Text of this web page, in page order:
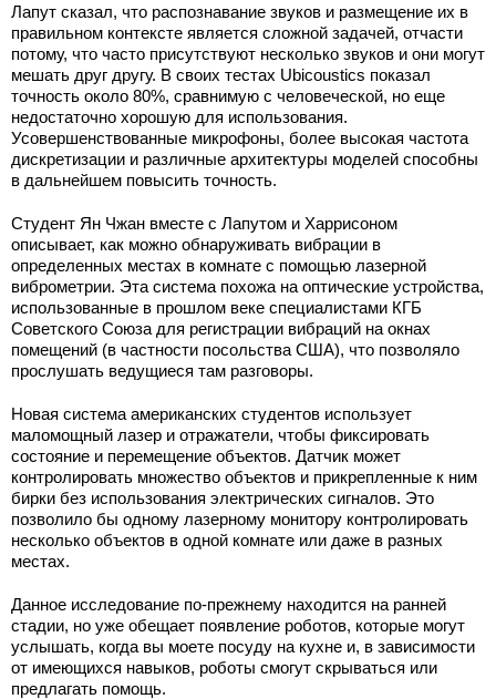
Лапут сказал, что распознавание звуков и размещение их в
правильном контексте является сложной задачей, отчасти
потому, что часто присутствуют несколько звуков и они могут
мешать друг другу. В своих тестах Ubicoustics показал
точность около 80%, сравнимую с человеческой, но еще
недостаточно хорошую для использования.
Усовершенствованные микрофоны, более высокая частота
дискретизации и различные архитектуры моделей способны
в дальнейшем повысить точность.
Студент Ян Чжан вместе с Лапутом и Харрисоном
описывает, как можно обнаруживать вибрации в
определенных местах в комнате с помощью лазерной
виброметрии. Эта система похожа на оптические устройства,
использованные в прошлом веке специалистами КГБ
Советского Союза для регистрации вибраций на окнах
помещений (в частности посольства США), что позволяло
прослушать ведущиеся там разговоры.
Новая система американских студентов использует
маломощный лазер и отражатели, чтобы фиксировать
состояние и перемещение объектов. Датчик может
контролировать множество объектов и прикрепленные к ним
бирки без использования электрических сигналов. Это
позволило бы одному лазерному монитору контролировать
несколько объектов в одной комнате или даже в разных
местах.
Данное исследование по-прежнему находится на ранней
стадии, но уже обещает появление роботов, которые могут
услышать, когда вы моете посуду на кухне и, в зависимости
от имеющихся навыков, роботы смогут скрываться или
предлагать помощь.